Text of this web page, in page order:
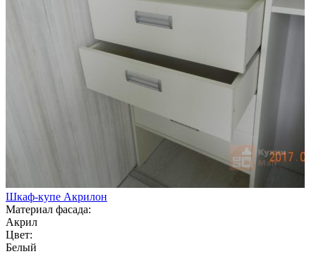
Шкаф-купе Акрилон
Материал фасада:
Акрил
Цвет:
Белый